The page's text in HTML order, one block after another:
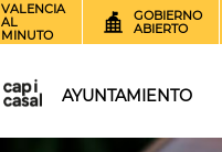
VALENCIA
AL
MINUTO
GOBIERNO
ABIERTO
AYUNTAMIENTO